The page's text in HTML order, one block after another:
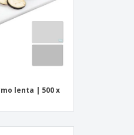
lenta | 500 x